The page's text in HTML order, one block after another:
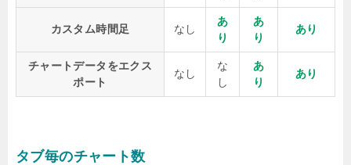
カスタム時間足 なし
あ
り
あ
り
あり
チャートデータをエクス
ポート
なし
な
し
あ
り
あり
タブ毎のチャート数